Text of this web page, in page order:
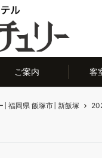
ご案内 客
│福岡県 飯塚市│新飯塚